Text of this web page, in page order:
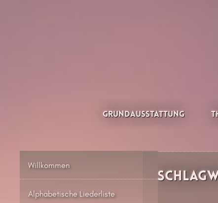
Thesilée – Filk & Folk
Grundausstattung
Willkommen
Alphabetische Liederliste